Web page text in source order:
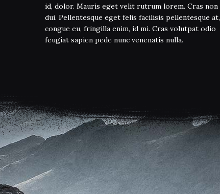
id, dolor. Mauris eget velit rutrum lorem. Cras non
dui. Pellentesque eget felis facilisis pellentesque at,
congue eu, fringilla enim, id mi. Cras volutpat odio
feugiat sapien pede nunc venenatis nulla.